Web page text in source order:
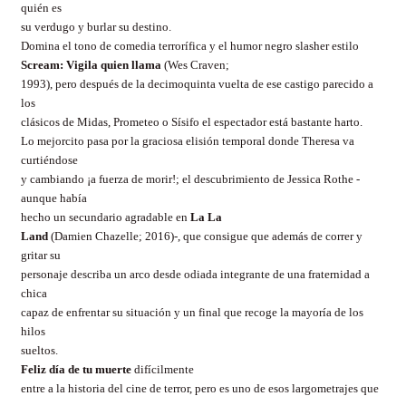
quién es
su verdugo y burlar su destino.
Domina el tono de comedia terrorífica y el humor negro slasher estilo
Scream: Vigila quien llama (Wes Craven;
1993), pero después de la decimoquinta vuelta de ese castigo parecido a
los
clásicos de Midas, Prometeo o Sísifo el espectador está bastante harto.
Lo mejorcito pasa por la graciosa elisión temporal donde Theresa va
curtiéndose
y cambiando ¡a fuerza de morir!; el descubrimiento de Jessica Rothe -
aunque había
hecho un secundario agradable en La La
Land (Damien Chazelle; 2016)-, que consigue que además de correr y
gritar su
personaje describa un arco desde odiada integrante de una fraternidad a
chica
capaz de enfrentar su situación y un final que recoge la mayoría de los
hilos
sueltos.
Feliz día de tu muerte difícilmente
entre a la historia del cine de terror, pero es uno de esos largometrajes que